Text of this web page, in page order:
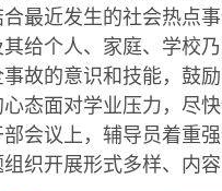
最近发生的社会热点
给个人、家庭、学校
故的意识和技能，鼓
态面对学业压力，尽
会议上，辅导员着重
织开展形式多样、内容